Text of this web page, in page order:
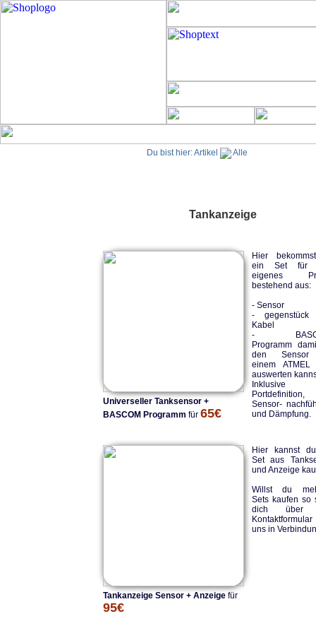
Du bist hier:Artikel Alle
Tankanzeige
Hier
ein Set für
eigenes
bestehend aus:
- Sensor
- gegenstück
Kabel
-
Programm
den
einem ATMEL
auswerten
Inklusive
Portdefinition,
Sensor-
und Dämpfung.
Universeller Tanksensor +
BASCOM Programm für 65€
Hier kannst
Set aus
und Anzeige
Willst du
Sets kaufen so
dich über
uns in
Tankanzeige Sensor + Anzeige für
95€